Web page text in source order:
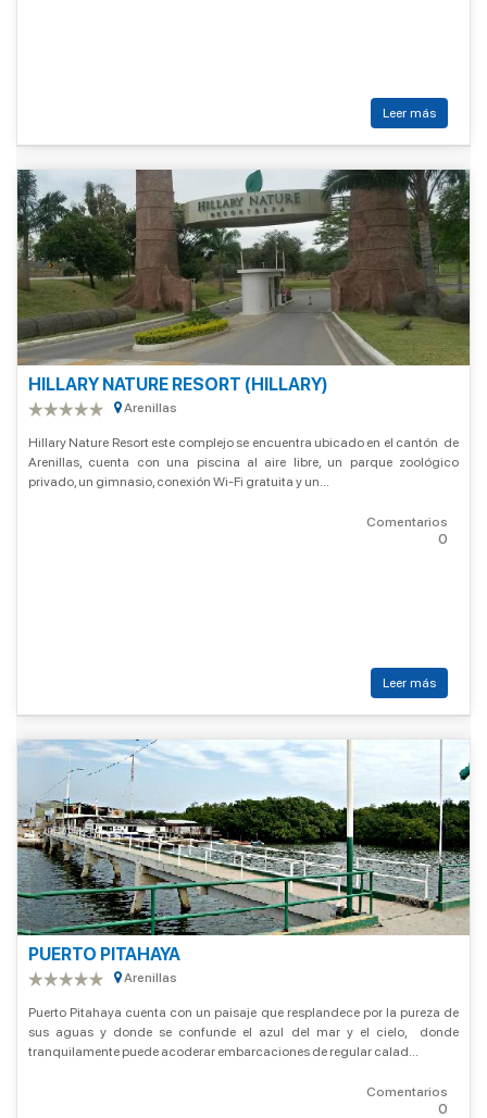
Leer más
HILLARY NATURE RESORT (HILLARY)
Arenillas
Hillary Nature Resort este complejo se encuentra ubicado en el cantón de
Arenillas, cuenta con una piscina al aire libre, un parque zoológico
privado, un gimnasio, conexión Wi-Fi gratuita y un...
Comentarios
0
Leer más
PUERTO PITAHAYA
Arenillas
Puerto Pitahaya cuenta con un paisaje que resplandece por la pureza de
sus aguas y donde se confunde el azul del mar y el cielo, donde
tranquilamente puede acoderar embarcaciones de regular calad...
Comentarios
0